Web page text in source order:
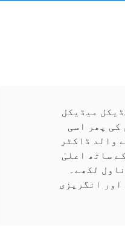
میڈیکل
کی پھر اسی
والد ڈاکٹر
ساتھ اعلیٰ
لکھے۔
ہندی اور انگریزی